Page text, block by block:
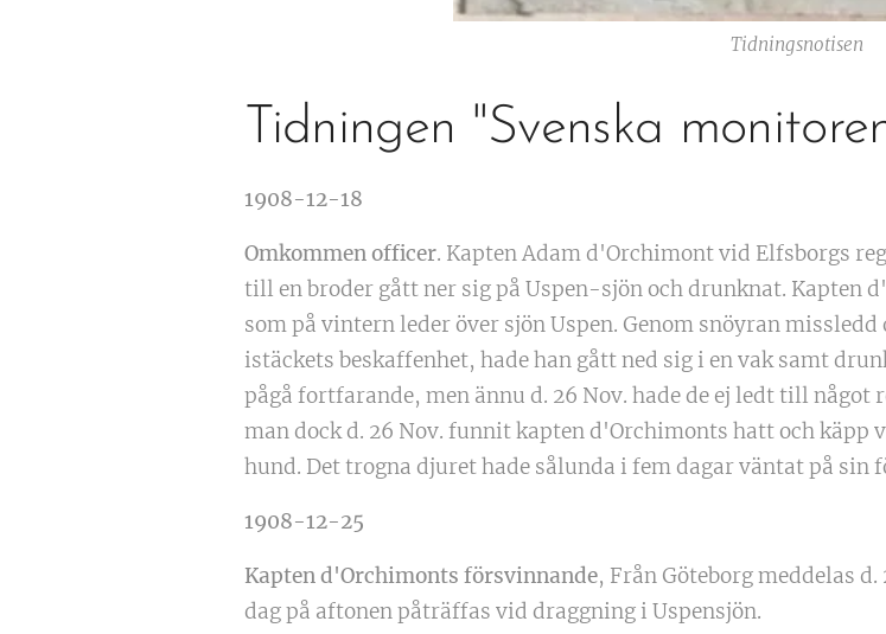
Tidningsnotisen
Tidningen "Svenska
1908-12-18
Omkommen officer. Kapten Adam d'Orchimont vid Elfsborgs
till en broder gått ner sig på Uspen-sjön och drunknat. Kapten
som på vintern leder över sjön Uspen. Genom snöyran
istäckets beskaffenhet, hade han gått ned sig i en vak samt
pågå fortfarande, men ännu d. 26 Nov. hade de ej ledt till
man dock d. 26 Nov. funnit kapten d'Orchimonts hatt och käpp
hund. Det trogna djuret hade sålunda i fem dagar väntat på sin
1908-12-25
Kapten d'Orchimonts försvinnande, Från Göteborg meddelas
dag på aftonen påträffas vid draggning i Uspensjön.